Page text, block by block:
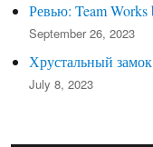
Ревью: Team Works
September 26, 2023
Хрустальный
July 8, 2023